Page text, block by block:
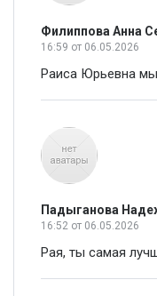
Филиппова Анна
16:59 от 06.05.2026
Раиса Юрьевна
Падыганова
16:52 от 06.05.2026
Рая, ты самая